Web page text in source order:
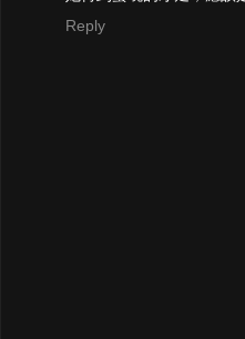
Reply